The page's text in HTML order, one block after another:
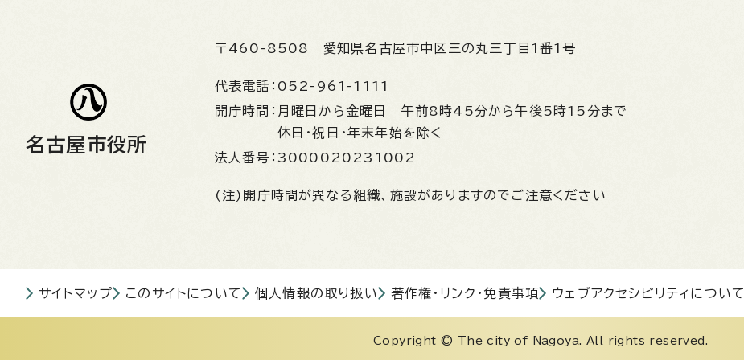
名古屋市役所
〒460-8508 愛知県名古屋市中区三の丸三丁目1番1号
代表電話： 052-961-1111
開庁時間： 月曜日から金曜日 午前8時45分から午後5時15分まで
休日・祝日・年末年始を除く
法人番号： 3000020231002
(注)開庁時間が異なる組織、施設がありますのでご注意ください
サイトマップ このサイトについて 個人情報の取り扱い 著作権・リンク・免責事項 ウェブアクセシビリティについて
Copyright © The city of Nagoya. All rights reserved.